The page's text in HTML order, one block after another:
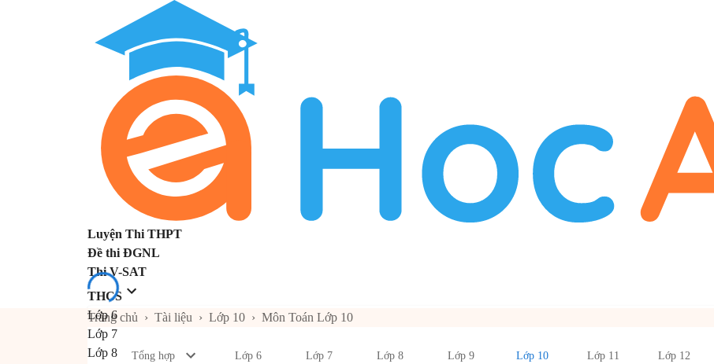
Luyện Thi THPT
Đề thi ĐGNL
Thi V-SAT
THCS
Lớp 6
Lớp 7
Lớp 8
Trang chủ › Tài liệu › Lớp 10 › Môn Toán Lớp 10
Tổng hợp Lớp 6 Lớp 7 Lớp 8 Lớp 9 Lớp 10 Lớp 11 Lớp 12